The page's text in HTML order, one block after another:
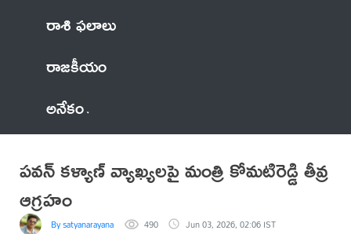
రాశి ఫలాలు
రాజకీయం
అనేకం
పవన్ కళ్యాణ్ వ్యాఖ్యలపై మంత్రి కోమటిరెడ్డి తీవ్ర
ఆగ్రహం
By satyanarayana 490 Jun 03, 2026, 02:06 IST